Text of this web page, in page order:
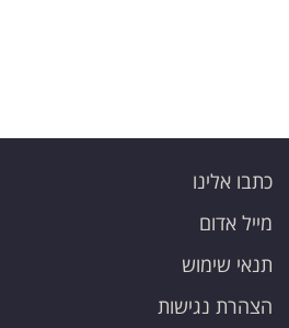
כתבו אלינו
מייל אדום
תנאי שימוש
הצהרת נגישות